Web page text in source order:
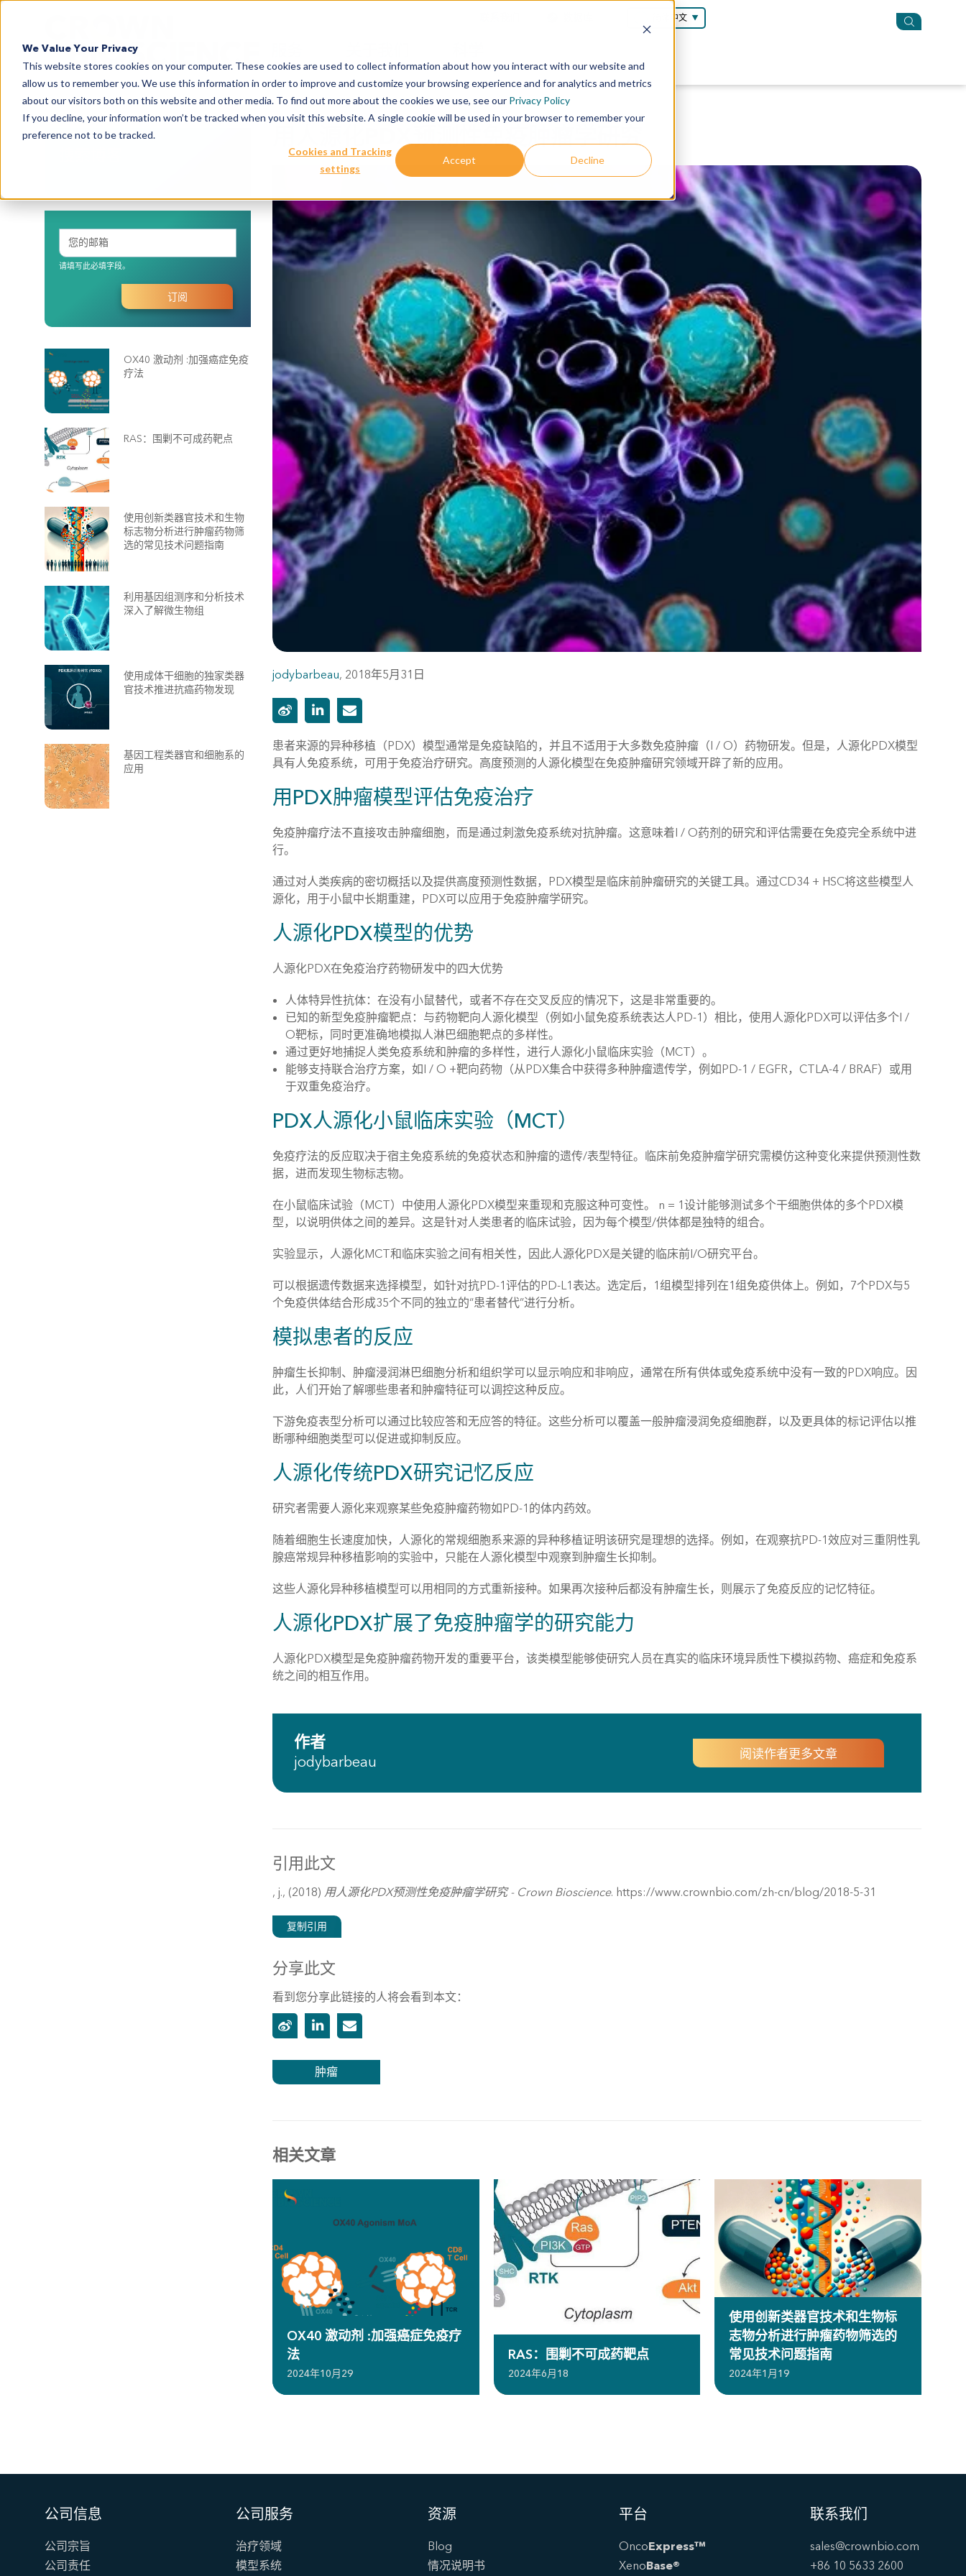
We Value Your Privacy
This website stores cookies on your computer. These cookies are used to collect information about how you interact with our website and
allow us to remember you. We use this information in order to improve and customize your browsing experience and for analytics and metrics
about our visitors both on this website and other media. To find out more about the cookies we use, see our Privacy Policy
If you decline, your information won’t be tracked when you visit this website. A single cookie will be used in your browser to remember your
preference not to be tracked.
Cookies and Tracking
settings
Accept Decline
简体中文
用人源化PDX预测性免疫肿瘤学研究
jodybarbeau, 2018年5月31日
患者来源的异种移植（PDX）模型通常是免疫缺陷的，并且不适用于大多数免疫肿瘤（I / O）药物研发。但是，人源化PDX模型
具有人免疫系统，可用于免疫治疗研究。高度预测的人源化模型在免疫肿瘤研究领域开辟了新的应用。
用PDX肿瘤模型评估免疫治疗
免疫肿瘤疗法不直接攻击肿瘤细胞，而是通过刺激免疫系统对抗肿瘤。这意味着I / O药剂的研究和评估需要在免疫完全系统中进
行。
通过对人类疾病的密切概括以及提供高度预测性数据，PDX模型是临床前肿瘤研究的关键工具。通过CD34 + HSC将这些模型人
源化，用于小鼠中长期重建，PDX可以应用于免疫肿瘤学研究。
人源化PDX模型的优势
人源化PDX在免疫治疗药物研发中的四大优势
人体特异性抗体：在没有小鼠替代，或者不存在交叉反应的情况下，这是非常重要的。
已知的新型免疫肿瘤靶点：与药物靶向人源化模型（例如小鼠免疫系统表达人PD-1）相比，使用人源化PDX可以评估多个I /
O靶标，同时更准确地模拟人淋巴细胞靶点的多样性。
通过更好地捕捉人类免疫系统和肿瘤的多样性，进行人源化小鼠临床实验（MCT）。
能够支持联合治疗方案，如I / O +靶向药物（从PDX集合中获得多种肿瘤遗传学，例如PD-1 / EGFR，CTLA-4 / BRAF）或用
于双重免疫治疗。
PDX人源化小鼠临床实验（MCT）
免疫疗法的反应取决于宿主免疫系统的免疫状态和肿瘤的遗传/表型特征。临床前免疫肿瘤学研究需模仿这种变化来提供预测性数
据，进而发现生物标志物。
在小鼠临床试验（MCT）中使用人源化PDX模型来重现和克服这种可变性。 n = 1设计能够测试多个干细胞供体的多个PDX模
型，以说明供体之间的差异。这是针对人类患者的临床试验，因为每个模型/供体都是独特的组合。
实验显示，人源化MCT和临床实验之间有相关性，因此人源化PDX是关键的临床前I/O研究平台。
可以根据遗传数据来选择模型，如针对抗PD-1评估的PD-L1表达。选定后，1组模型排列在1组免疫供体上。例如，7个PDX与5
个免疫供体结合形成35个不同的独立的“患者替代”进行分析。
模拟患者的反应
肿瘤生长抑制、肿瘤浸润淋巴细胞分析和组织学可以显示响应和非响应，通常在所有供体或免疫系统中没有一致的PDX响应。因
此，人们开始了解哪些患者和肿瘤特征可以调控这种反应。
下游免疫表型分析可以通过比较应答和无应答的特征。这些分析可以覆盖一般肿瘤浸润免疫细胞群，以及更具体的标记评估以推
断哪种细胞类型可以促进或抑制反应。
人源化传统PDX研究记忆反应
研究者需要人源化来观察某些免疫肿瘤药物如PD-1的体内药效。
随着细胞生长速度加快，人源化的常规细胞系来源的异种移植证明该研究是理想的选择。例如，在观察抗PD-1效应对三重阴性乳
腺癌常规异种移植影响的实验中，只能在人源化模型中观察到肿瘤生长抑制。
这些人源化异种移植模型可以用相同的方式重新接种。如果再次接种后都没有肿瘤生长，则展示了免疫反应的记忆特征。
人源化PDX扩展了免疫肿瘤学的研究能力
人源化PDX模型是免疫肿瘤药物开发的重要平台，该类模型能够使研究人员在真实的临床环境异质性下模拟药物、癌症和免疫系
统之间的相互作用。
作者
jodybarbeau 阅读作者更多文章
引用此文
, j., (2018)用人源化PDX预测性免疫肿瘤学研究 - Crown Bioscience. https://www.crownbio.com/zh-cn/blog/2018-5-31
复制引用
分享此文
看到您分享此链接的人将会看到本文：
肿瘤
相关文章
OX40 激动剂 :加强癌症免疫疗
法
2024年10月29
RAS：围剿不可成药靶点
2024年6月18
使用创新类器官技术和生物标
志物分析进行肿瘤药物筛选的
常见技术问题指南
2024年1月19
请填写此必填字段。
OX40 激动剂 :加强癌症免疫
疗法
RAS：围剿不可成药靶点
使用创新类器官技术和生物
标志物分析进行肿瘤药物筛
选的常见技术问题指南
利用基因组测序和分析技术
深入了解微生物组
使用成体干细胞的独家类器
官技术推进抗癌药物发现
基因工程类器官和细胞系的
应用
公司信息
公司宗旨
公司责任
公司服务
治疗领域
模型系统
资源
Blog
情况说明书
平台
OncoExpress™
XenoBase®
联系我们
sales@crownbio.com
+86 10 5633 2600